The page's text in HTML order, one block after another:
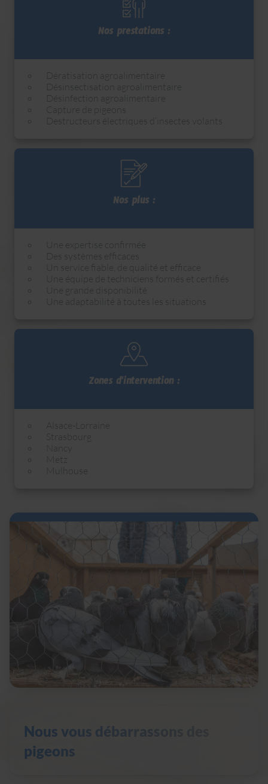
Nos prestations :
Dératisation agroalimentaire
Désinsectisation agroalimentaire
Désinfection agroalimentaire
Capture de pigeons
Destructeurs électriques d’insectes volants
Nos plus :
Une expertise confirmée
Des systèmes efficaces
Un service fiable, de qualité et efficace
Une équipe de techniciens formés et certifiés
Une grande disponibilité
Une adaptabilité à toutes les situations
Zones d'intervention :
Alsace-Lorraine
Strasbourg
Nancy
Metz
Mulhouse
Nous vous débarrassons des
pigeons